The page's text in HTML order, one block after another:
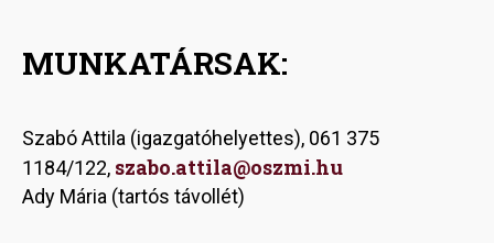
MUNKATÁRSAK:
Szabó Attila (igazgatóhelyettes), 061 375
1184/122, szabo.attila@oszmi.hu
Ady Mária (tartós távollét)